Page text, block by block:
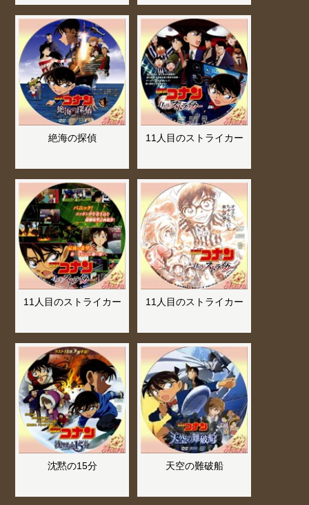
絶海の探偵 11人目のストライカー
11人目のストライカー 11人目のストライカー
沈黙の15分 天空の難破船